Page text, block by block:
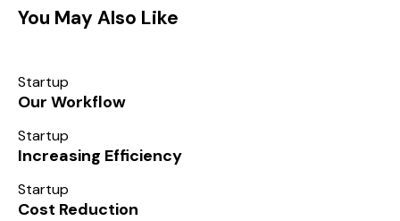
You May Also Like
Startup
Our Workflow
Startup
Increasing Efficiency
Startup
Cost Reduction